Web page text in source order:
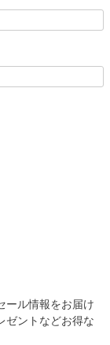
ール情報をお届け
ゼントなどお得な